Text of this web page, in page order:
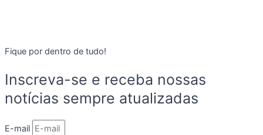
Fique por dentro de tudo!
Inscreva-se e receba nossas
notícias sempre atualizadas
E-mail